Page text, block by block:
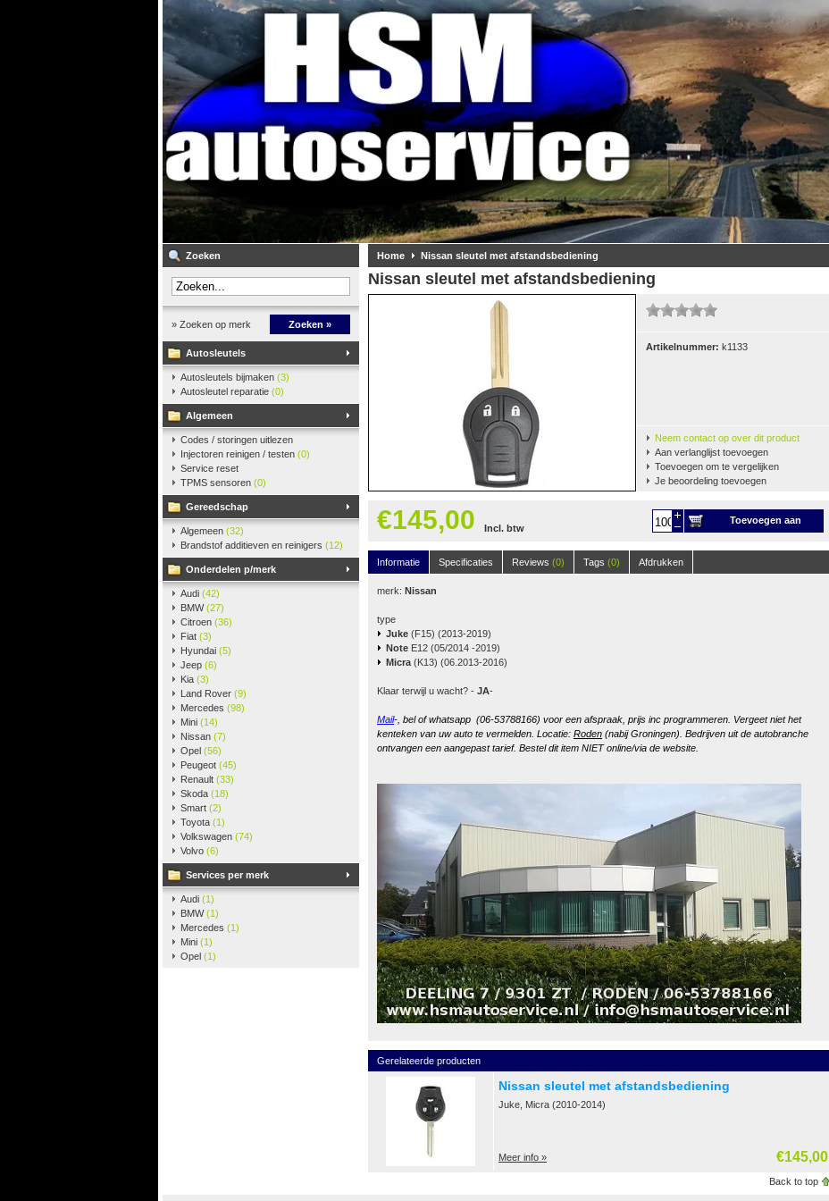
Zoeken
» Zoeken op merk Zoeken »
Autosleutels
Autosleutels bijmaken (3)
Autosleutel reparatie (0)
Algemeen
Codes / storingen uitlezen
Injectoren reinigen / testen (0)
Service reset
TPMS sensoren (0)
Gereedschap
Algemeen (32)
Brandstof additieven en reinigers (12)
Onderdelen p/merk
Audi (42)
BMW(27)
Citroen (36)
Fiat (3)
Hyundai (5)
Jeep (6)
Kia (3)
Land Rover (9)
Mercedes (98)
Mini (14)
Nissan (7)
Opel (56)
Peugeot (45)
Renault (33)
Skoda (18)
Smart (2)
Toyota (1)
Volkswagen (74)
Volvo (6)
Services per merk
Audi (1)
BMW(1)
Mercedes (1)
Mini (1)
Opel (1)
Home Nissan sleutel met afstandsbediening
Nissan sleutel met afstandsbediening
Artikelnummer: k1133
Neem contact op over dit product
Aan verlanglijst toevoegen
Toevoegen om te vergelijken
Je beoordeling toevoegen
€145,00 Incl. btw
Toevoegen aan
Informatie
Specificaties Reviews (0) Tags (0) Afdrukken
merk: Nissan
type
Juke (F15) (2013-2019)
Note E12 (05/2014 -2019)
Micra (K13) (06.2013-2016)
Klaar terwijl u wacht? - JA-
Mail-, bel of whatsapp (06-53788166) voor een afspraak, prijs inc programmeren. Vergeet niet het
kenteken van uw auto te vermelden. Locatie: Roden (nabij Groningen). Bedrijven uit de autobranche
ontvangen een aangepast tarief. Bestel dit item NIET online/via de website.
Gerelateerde producten
Nissan sleutel met afstandsbediening
Juke, Micra (2010-2014)
Meer info » €145,00
Back to top